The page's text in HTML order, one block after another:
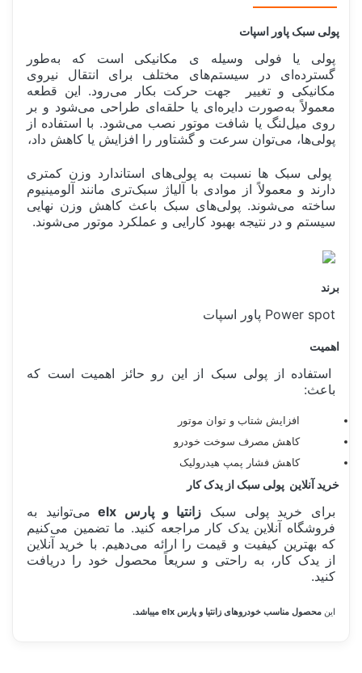
پولی سبک پاور اسپات
پولی یا فولی وسیله ی مکانیکی است که به‌طور
گسترده‌ای در سیستم‌های مختلف برای انتقال نیروی
مکانیکی و تغییر جهت حرکت بکار می‌رود. این قطعه
معمولاً به‌صورت دایره‌ای یا حلقه‌ای طراحی می‌شود و بر
روی میل‌لنگ یا شافت موتور نصب می‌شود. با استفاده از
پولی‌ها، می‌توان سرعت و گشتاور را افزایش یا کاهش داد،
پولی سبک ها نسبت به پولی‌های استاندارد وزن کمتری
دارند و معمولاً از موادی با آلیاژ سبک‌تری مانند آلومینیوم
ساخته می‌شوند. پولی‌های سبک باعث کاهش وزن نهایی
سیستم و در نتیجه بهبود کارایی و عملکرد موتور می‌شوند.
برند
Power spot پاور اسپات
اهمیت
استفاده از پولی سبک از این رو حائز اهمیت است که
باعث:
افزایش شتاب و توان موتور
کاهش مصرف سوخت خودرو
کاهش فشار پمپ هیدرولیک
خرید آنلاین پولی سبک از یدک کار
برای خرید پولی سبک زانتیا و پارس elx
می‌توانید به
فروشگاه آنلاین یدک کار مراجعه کنید. ما تضمین می‌کنیم
که بهترین کیفیت و قیمت را ارائه می‌دهیم. با خرید آنلاین
از یدک کار، به راحتی و سریعاً محصول خود را دریافت
کنید.
این محصول مناسب خودروهای زانتیا و پارس elx میباشد.